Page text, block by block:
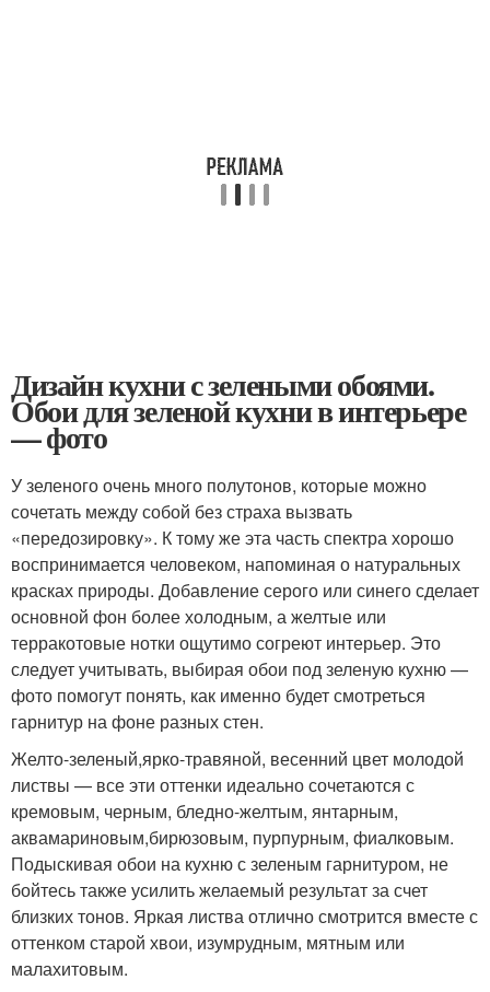
Дизайн кухни с зелеными обоями.
Обои для зеленой кухни в интерьере
— фото
У зеленого очень много полутонов, которые можно
сочетать между собой без страха вызвать
«передозировку». К тому же эта часть спектра хорошо
воспринимается человеком, напоминая о натуральных
красках природы. Добавление серого или синего сделает
основной фон более холодным, а желтые или
терракотовые нотки ощутимо согреют интерьер. Это
следует учитывать, выбирая обои под зеленую кухню —
фото помогут понять, как именно будет смотреться
гарнитур на фоне разных стен.
Желто-зеленый,ярко-травяной, весенний цвет молодой
листвы — все эти оттенки идеально сочетаются с
кремовым, черным, бледно-желтым, янтарным,
аквамариновым,бирюзовым, пурпурным, фиалковым.
Подыскивая обои на кухню с зеленым гарнитуром, не
бойтесь также усилить желаемый результат за счет
близких тонов. Яркая листва отлично смотрится вместе с
оттенком старой хвои, изумрудным, мятным или
малахитовым.